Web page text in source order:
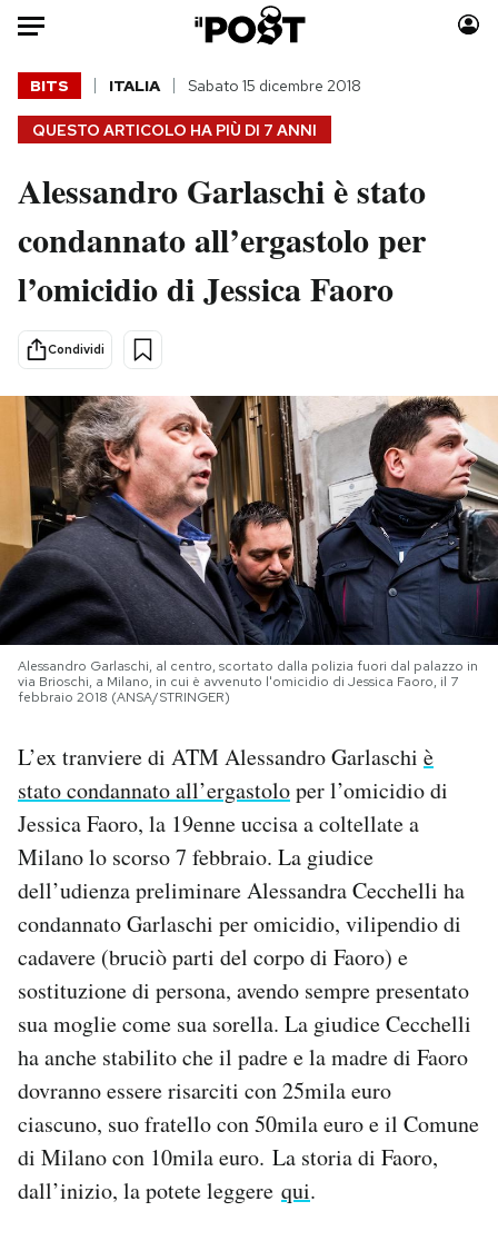
Auto
HOME
Italia
Politica
Tecnologia
Scienza
Economia
Sport
Moda
Consumismi
Storie/Idee
Altrecose
Mondiali calcio 2026
PODCAST
NEWSLETTER
I MIEI PREFERITI
SHOP
CALENDARIO
AREA PERSONALE
Area Personale
Newsletter
Notifiche mobile
Regala il Post
Hai bisogno di aiuto?
Esci
QUESTO ARTICOLO HA PIÙ DI 7 ANNI
BITS ITALIA Sabato 15 dicembre 2018
Alessandro Garlaschi è stato
condannato all’ergastolo per
l’omicidio di Jessica Faoro
Condividi
Alessandro Garlaschi, al centro, scortato dalla polizia fuori dal palazzo in
via Brioschi, a Milano, in cui è avvenuto l'omicidio di Jessica Faoro, il 7
febbraio 2018 (ANSA/STRINGER)
L’ex tranviere di ATM Alessandro Garlaschi è
stato condannato all’ergastoloper l’omicidio di
Jessica Faoro, la 19enne uccisa a coltellate a
Milano lo scorso 7 febbraio. La giudice
dell’udienza preliminare Alessandra Cecchelli ha
condannato Garlaschi per omicidio, vilipendio di
cadavere (bruciò parti del corpo di Faoro) e
sostituzione di persona, avendo sempre presentato
sua moglie come sua sorella. La giudice Cecchelli
ha anche stabilito che il padre e la madre di Faoro
dovranno essere risarciti con 25mila euro
ciascuno, suo fratello con 50mila euro e il Comune
di Milano con 10mila euro. La storia di Faoro,
dall’inizio, la potete leggere qui.